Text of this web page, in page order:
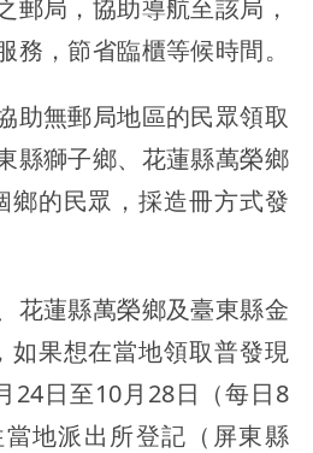
郵局，協助導航至該局，
務，節省臨櫃等候時間。
助無郵局地區的民眾領取
縣獅子鄉、花蓮縣萬榮鄉
鄉的民眾，採造冊方式發
花蓮縣萬榮鄉及臺東縣金
如果想在當地領取普發現
24日至10月28日（每日8
地派出所登記（屏東縣